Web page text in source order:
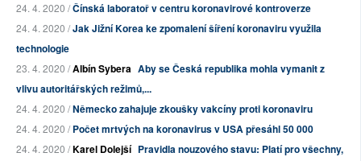
24. 4. 2020 /Čínská laboratoř v centru koronavirové kontroverze
24. 4. 2020 /Jak Jižní Korea ke zpomalení šíření koronaviru využila
technologie
23. 4. 2020 /Albín Sybera Aby se Česká republika mohla vymanit z
vlivu autoritářských režimů,...
24. 4. 2020 /Německo zahajuje zkoušky vakcíny proti koronaviru
24. 4. 2020 /Počet mrtvých na koronavirus v USA přesáhl 50 000
24. 4. 2020 /Karel Dolejší Pravidla nouzového stavu: Platí pro všechny,